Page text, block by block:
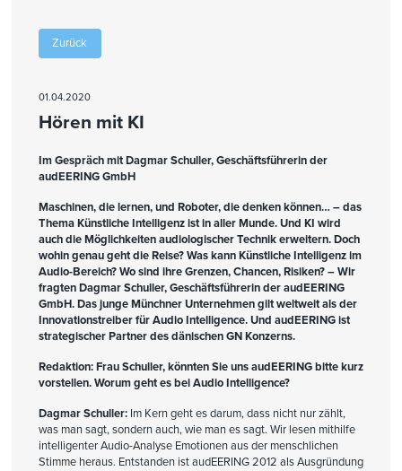
Zurück
01.04.2020
Hören mit KI
Im Gespräch mit Dagmar Schuller, Geschäftsführerin der
audEERING GmbH
Maschinen, die lernen, und Roboter, die denken können… – das
Thema Künstliche Intelligenz ist in aller Munde. Und KI wird
auch die Möglichkeiten audiologischer Technik erweitern. Doch
wohin genau geht die Reise? Was kann Künstliche Intelligenz im
Audio-Bereich? Wo sind ihre Grenzen, Chancen, Risiken? – Wir
fragten Dagmar Schuller, Geschäftsführerin der audEERING
GmbH. Das junge Münchner Unternehmen gilt weltweit als der
Innovationstreiber für Audio Intelligence. Und audEERING ist
strategischer Partner des dänischen GN Konzerns.
Redaktion: Frau Schuller, könnten Sie uns audEERING bitte kurz
vorstellen. Worum geht es bei Audio Intelligence?
Dagmar Schuller:Im Kern geht es darum, dass nicht nur zählt,
was man sagt, sondern auch, wie man es sagt. Wir lesen mithilfe
intelligenter Audio-Analyse Emotionen aus der menschlichen
Stimme heraus. Entstanden ist audEERING 2012 als Ausgründung